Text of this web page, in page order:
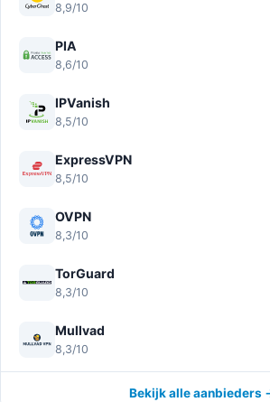
8,9/10
PIA
8,6/10
IPVanish
8,5/10
ExpressVPN
8,5/10
OVPN
8,3/10
TorGuard
8,3/10
Mullvad
8,3/10
Bekijk alle aanbieders